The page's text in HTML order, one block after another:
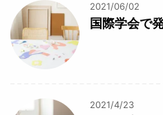
2021/06/02
国際学会で
2021/4/23